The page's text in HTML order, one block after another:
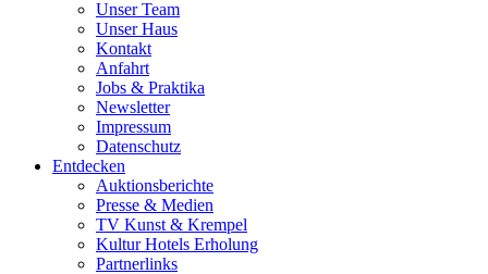
Unser Team
Unser Haus
Kontakt
Anfahrt
Jobs & Praktika
Newsletter
Impressum
Datenschutz
Entdecken
Auktionsberichte
Presse & Medien
TV Kunst & Krempel
Kultur Hotels Erholung
Partnerlinks